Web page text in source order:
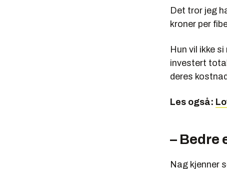
Det tror jeg
kroner per
Hun vil ikke
investert
deres
Les også:
– Bedre
Nag kjenner